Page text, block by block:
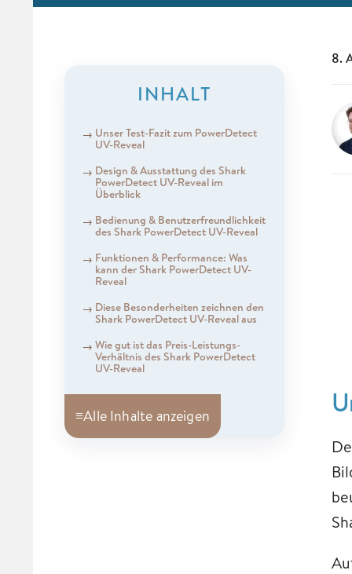
INHALT
Unser Test-Fazit zum PowerDetect
UV-Reveal
Design & Ausstattung des Shark
PowerDetect UV-Reveal im
Überblick
Bedienung & Benutzerfreundlichkeit
des Shark PowerDetect UV-Reveal
Funktionen & Performance: Was
kann der Shark PowerDetect UV-
Reveal
Diese Besonderheiten zeichnen den
Shark PowerDetect UV-Reveal aus
Wie gut ist das Preis-Leistungs-
Verhältnis des Shark PowerDetect
UV-Reveal
≡Alle Inhalte anzeigen
8.